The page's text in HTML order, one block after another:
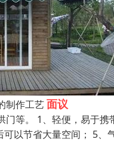
制作工艺面议
门等。 1、轻便，易于
可以节省大量空间； 5